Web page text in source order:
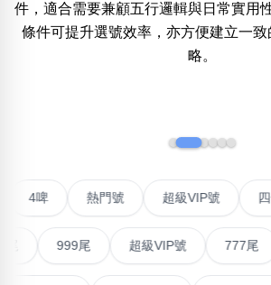
一 二 三 四 五 六 七 八 九
無0 無2無3無4無5 無7無8無9
清除全部分類
件，適合需要兼顧五行邏輯與日常實用
條件可提升選號效率，亦方便建立一
略。
熱門號 超級VIP號
999尾 超級VIP號 777尾